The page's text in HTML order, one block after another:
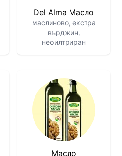
Del Alma Масло
маслиново, екстра
върджин,
нефилтриран
Масло